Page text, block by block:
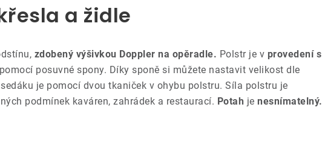
a židle
zdobený výšivkou Doppler na opěradle. Polstr je v provedení s
posuvné spony. Díky sponě si můžete nastavit velikost dle
je pomocí dvou tkaniček v ohybu polstru. Síla polstru je
podmínek kaváren, zahrádek a restaurací. Potah je nesnímatelný.